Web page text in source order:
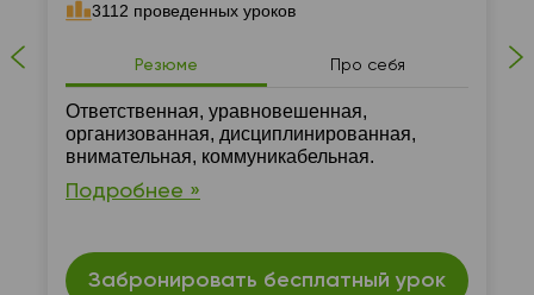
3112 проведенных уроков
Резюме Про себя
Ответственная, уравновешенная,
организованная, дисциплинированная,
внимательная, коммуникабельная.
Подробнее »
Забронировать бесплатный урок